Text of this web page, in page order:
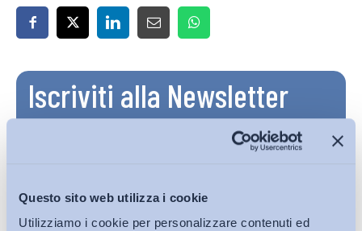
Questo sito web utilizza i cookie
Utilizziamo i cookie per personalizzare contenuti ed
Iscriviti alla Newsletter